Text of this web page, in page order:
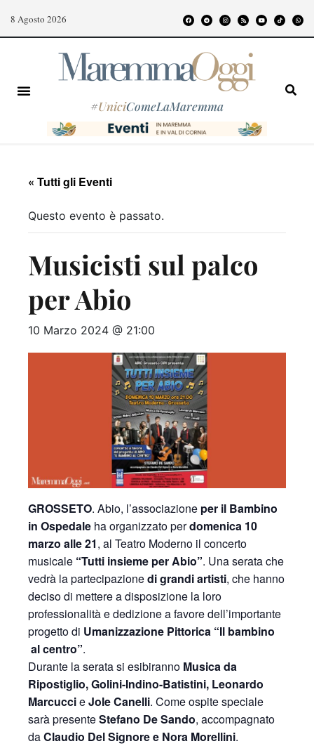
8 Agosto 2026
#UniciComeLaMaremma
« Tutti gli Eventi
Questo evento è passato.
Musicisti sul palco
per Abio
10 Marzo 2024 @ 21:00
GROSSETO. Abio, l’associazione per il Bambino
in Ospedale ha organizzato perdomenica 10
marzo alle 21, al Teatro Moderno il concerto
musicale “Tutti insieme per Abio”. Una serata che
vedrà la partecipazionedi grandi artisti, che hanno
deciso di mettere a disposizione la loro
professionalità e dedizione a favore dell’importante
progetto di Umanizzazione Pittorica “Il bambino
al centro”.
Durante la serata si esibiranno Musica da
Ripostiglio, Golini-Indino-Batistini, Leonardo
MarcuccieJole Canelli. Come ospite speciale
sarà presenteStefano De Sando, accompagnato
daClaudio Del Signore e Nora Morellini.